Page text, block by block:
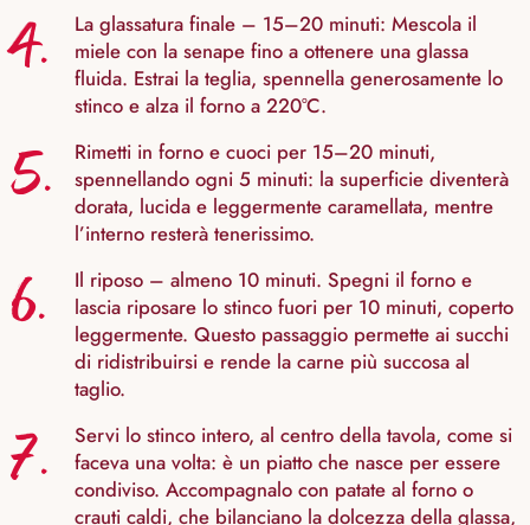
4.
La glassatura finale – 15–20 minuti: Mescola il
miele con la senape fino a ottenere una glassa
fluida. Estrai la teglia, spennella generosamente lo
stinco e alza il forno a 220°C.
5.
Rimetti in forno e cuoci per 15–20 minuti,
spennellando ogni 5 minuti: la superficie diventerà
dorata, lucida e leggermente caramellata, mentre
l’interno resterà tenerissimo.
6.
Il riposo – almeno 10 minuti. Spegni il forno e
lascia riposare lo stinco fuori per 10 minuti, coperto
leggermente. Questo passaggio permette ai succhi
di ridistribuirsi e rende la carne più succosa al
taglio.
7.
Servi lo stinco intero, al centro della tavola, come si
faceva una volta: è un piatto che nasce per essere
condiviso. Accompagnalo con patate al forno o
crauti caldi, che bilanciano la dolcezza della glassa,